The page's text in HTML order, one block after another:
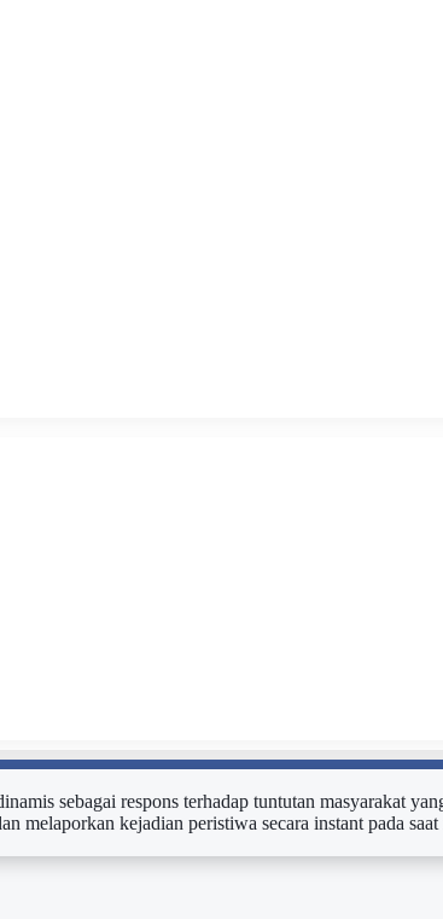
sebagai respons terhadap tuntutan masyarakat
melaporkan kejadian peristiwa secara instant pada